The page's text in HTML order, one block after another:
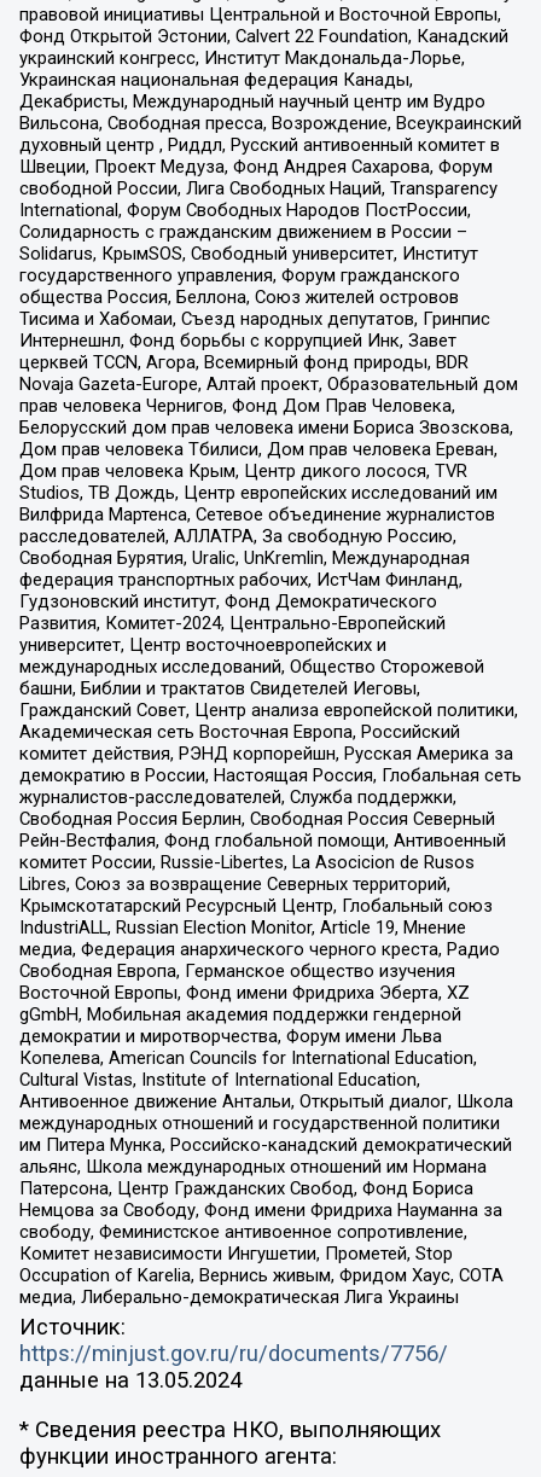
правовой инициативы Центральной и Восточной Европы,
Фонд Открытой Эстонии, Calvert 22 Foundation, Канадский
украинский конгресс, Институт Макдональда-Лорье,
Украинская национальная федерация Канады,
Декабристы, Международный научный центр им Вудро
Вильсона, Свободная пресса, Возрождение, Всеукраинский
духовный центр , Риддл, Русский антивоенный комитет в
Швеции, Проект Медуза, Фонд Андрея Сахарова, Форум
свободной России, Лига Свободных Наций, Transparеncy
International, Форум Свободных Народов ПостРоссии,
Солидарность с гражданским движением в России –
Solidarus, КрымSOS, Свободный университет, Институт
государственного управления, Форум гражданского
общества Россия, Беллона, Союз жителей островов
Тисима и Хабомаи, Съезд народных депутатов, Гринпис
Интернешнл, Фонд борьбы с коррупцией Инк, Завет
церквей TCCN, Агора, Всемирный фонд природы, BDR
Novaja Gazeta-Europe, Алтай проект, Образовательный дом
прав человека Чернигов, Фонд Дом Прав Человека,
Белорусский дом прав человека имени Бориса Звозскова,
Дом прав человека Тбилиси, Дом прав человека Ереван,
Дом прав человека Крым, Центр дикого лосося, TVR
Studios, ТВ Дождь, Центр европейских исследований им
Вилфрида Мартенса, Сетевое объединение журналистов
расследователей, АЛЛАТРА, За свободную Россию,
Свободная Бурятия, Uralic, UnKremlin, Международная
федерация транспортных рабочих, ИстЧам Финланд,
Гудзоновский институт, Фонд Демократического
Развития, Комитет-2024, Центрально-Европейский
университет, Центр восточноевропейских и
международных исследований, Общество Сторожевой
башни, Библии и трактатов Свидетелей Иеговы,
Гражданский Совет, Центр анализа европейской политики,
Академическая сеть Восточная Европа, Российский
комитет действия, РЭНД корпорейшн, Русская Америка за
демократию в России, Настоящая Россия, Глобальная сеть
журналистов-расследователей, Служба поддержки,
Свободная Россия Берлин, Свободная Россия Северный
Рейн-Вестфалия, Фонд глобальной помощи, Антивоенный
комитет России, Russie-Libertes, La Asocicion de Rusos
Libres, Союз за возвращение Северных территорий,
Крымскотатарский Ресурсный Центр, Глобальный союз
IndustriALL, Russian Election Monitor, Article 19, Мнение
медиа, Федерация анархического черного креста, Радио
Свободная Европа, Германское общество изучения
Восточной Европы, Фонд имени Фридриха Эберта, XZ
gGmbH, Мобильная академия поддержки гендерной
демократии и миротворчества, Форум имени Льва
Копелева, American Councils for International Education,
Cultural Vistas, Institute of International Education,
Антивоенное движение Антальи, Открытый диалог, Школа
международных отношений и государственной политики
им Питера Мунка, Российско-канадский демократический
альянс, Школа международных отношений им Нормана
Патерсона, Центр Гражданских Свобод, Фонд Бориса
Немцова за Свободу, Фонд имени Фридриха Науманна за
свободу, Феминистское антивоенное сопротивление,
Комитет независимости Ингушетии, Прометей, Stop
Occupation of Karelia, Вернись живым, Фридом Хаус, СОТА
медиа, Либерально-демократическая Лига Украины
Источник:
https://minjust.gov.ru/ru/documents/7756/
данные на 13.05.2024
* Сведения реестра НКО, выполняющих
функции иностранного агента: